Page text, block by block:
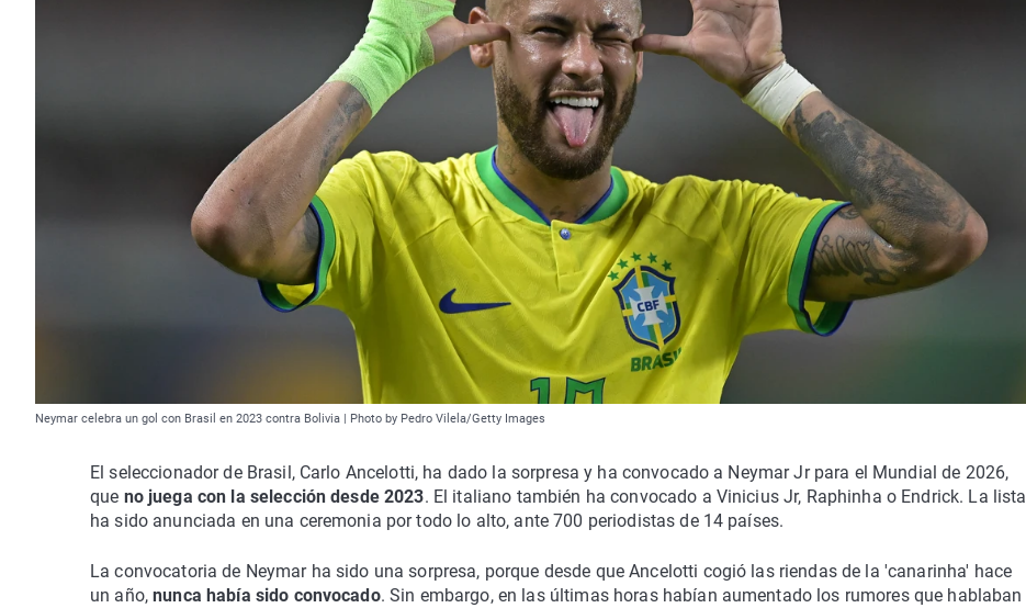
Neymar celebra un gol con Brasil en 2023 contra Bolivia | Photo by Pedro Vilela/Getty Images
El seleccionador de Brasil, Carlo Ancelotti, ha dado la sorpresa y ha convocado a Neymar Jr para el Mundial de 2026,
que no juega con la selección desde 2023. El italiano también ha convocado a Vinicius Jr, Raphinha o Endrick. La lista
ha sido anunciada en una ceremonia por todo lo alto, ante 700 periodistas de 14 países.
La convocatoria de Neymar ha sido una sorpresa, porque desde que Ancelotti cogió las riendas de la 'canarinha' hace
un año,nunca había sido convocado. Sin embargo, en las últimas horas habían aumentado los rumores que hablaban